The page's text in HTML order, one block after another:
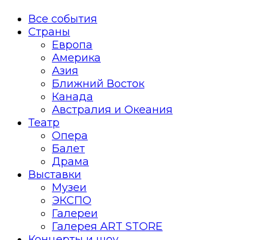
Все события
Страны
Европа
Америка
Азия
Ближний Восток
Канада
Австралия и Океания
Театр
Опера
Балет
Драма
Выставки
Музеи
ЭКСПО
Галереи
Галерея ART STORE